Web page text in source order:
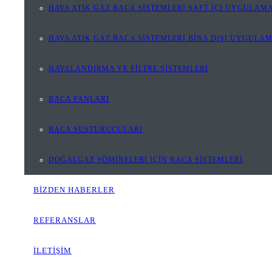
HAVA ATIK GAZ BACA SİSTEMLERİ ŞAFT İÇİ
HAVA ATIK GAZ BACA SİSTEMLERİ BİNA DIŞI
HAVALANDIRMA VE FİLTRE SİSTEMLERİ
BACA FANLARI
BACA SUSTURUCULARI
DOĞALGAZ ŞÖMİNELERİ İÇİN BACA SİSTEMLERİ
BİZDEN HABERLER
REFERANSLAR
İLETİŞİM